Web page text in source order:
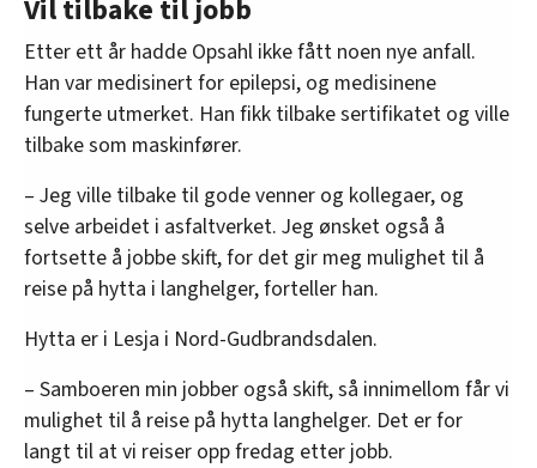
Vil tilbake til jobb
Etter ett år hadde Opsahl ikke fått noen nye anfall.
Han var medisinert for epilepsi, og medisinene
fungerte utmerket. Han fikk tilbake sertifikatet og ville
tilbake som maskinfører.
– Jeg ville tilbake til gode venner og kollegaer, og
selve arbeidet i asfaltverket. Jeg ønsket også å
fortsette å jobbe skift, for det gir meg mulighet til å
reise på hytta i langhelger, forteller han.
Hytta er i Lesja i Nord-Gudbrandsdalen.
– Samboeren min jobber også skift, så innimellom får vi
mulighet til å reise på hytta langhelger. Det er for
langt til at vi reiser opp fredag etter jobb.